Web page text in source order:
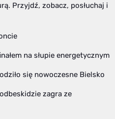
Przyjdź, zobacz, posłuchaj i
na słupie energetycznym
się nowoczesne Bielsko
zagra ze